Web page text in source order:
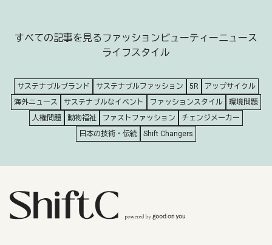
すべての記事を見る ファッションビューティーニュース
ライフスタイル
サステナブルブランド サステナブルファッション 5R
アップサイクル
海外ニュース
サステナブルなイベント ファッションスタイル
環境問題
人権問題
動物福祉 ファストファッション
チェンジメーカー
日本の技術・伝統
Shift Changers